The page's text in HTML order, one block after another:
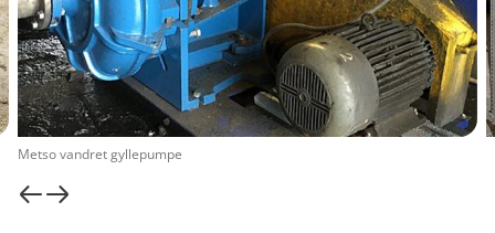
Metso vandret gyllepumpe